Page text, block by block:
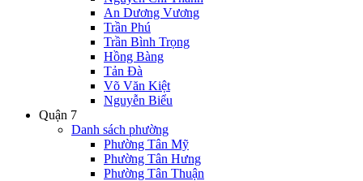
An Dương Vương
Trần Phú
Trần Bình Trọng
Hồng Bàng
Tản Đà
Võ Văn Kiệt
Nguyễn Biểu
Quận 7
Danh sách phường
Phường Tân Mỹ
Phường Tân Hưng
Phường Tân Thuận